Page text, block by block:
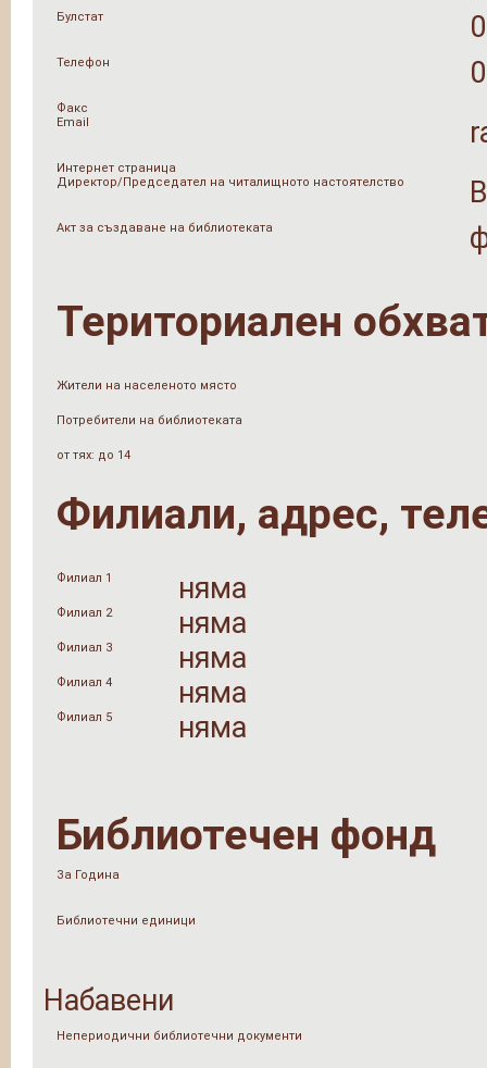
Булстат
Телефон
Факс
Email
Интернет страница
Директор/Председател на читалищното настоятелство
Акт за създаване на библиотеката
Териториален
Жители на населеното място
Потребители на библиотеката
от тях: до 14
Филиали, адрес,
Филиал 1 няма
Филиал 2 няма
Филиал 3 няма
Филиал 4 няма
Филиал 5 няма
Библиотечен фонд
За Година
Библиотечни единици
Набавени
Непериодични библиотечни документи